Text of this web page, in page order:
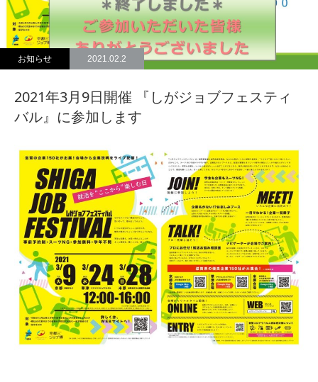
お知らせ 2021.02.2
2021年3月9日開催 『しがジョブフェスティ
バル』に参加します